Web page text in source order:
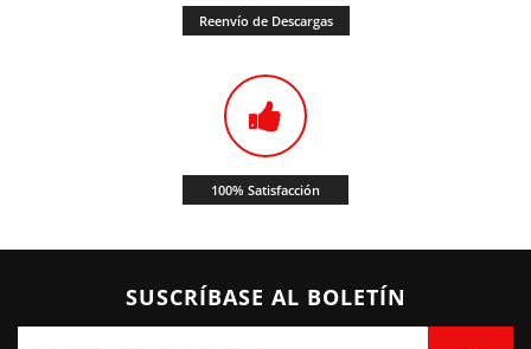
Reenvío de Descargas
100% Satisfacción
SUSCRÍBASE AL BOLETÍN